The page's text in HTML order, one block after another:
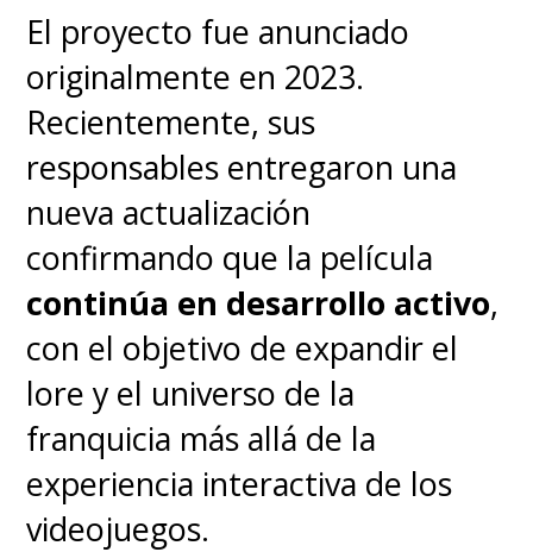
El proyecto fue anunciado
originalmente en 2023.
Recientemente, sus
responsables entregaron una
nueva actualización
confirmando que la película
continúa en desarrollo activo,
con el objetivo de expandir el
lore y el universo de la
franquicia más allá de la
experiencia interactiva de los
videojuegos.